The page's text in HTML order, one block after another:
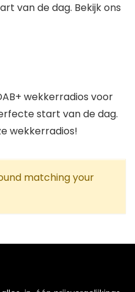
van de dag. Bekijk ons
wekkerradios voor
start van de dag.
wekkerradios!
matching your